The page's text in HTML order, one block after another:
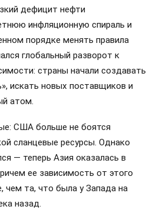
дефицит нефти
инфляционную спираль и
порядке менять правила
глобальный разворот к
страны начали создавать
искать новых поставщиков и
атом.
США больше не боятся
сланцевые ресурсы. Однако
— теперь Азия оказалась в
ее зависимость от этого
чем та, что была у Запада на
назад.